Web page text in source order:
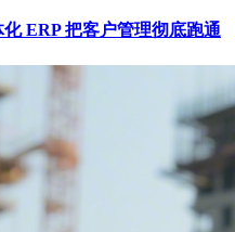
ERP 把客户管理彻底跑通